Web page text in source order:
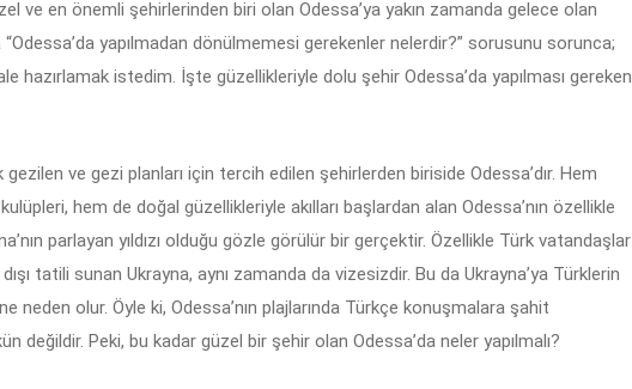
ve en önemli şehirlerinden biri olan Odessa’ya yakın zamanda gelece olan
“Odessa’da yapılmadan dönülmemesi gerekenler nelerdir?” sorusunu sorunca;
hazırlamak istedim. İşte güzellikleriyle dolu şehir Odessa’da yapılması gereken
gezilen ve gezi planları için tercih edilen şehirlerden biriside Odessa’dır. Hem
hem de doğal güzellikleriyle akılları başlardan alan Odessa’nın özellikle
parlayan yıldızı olduğu gözle görülür bir gerçektir. Özellikle Türk vatandaşlar
tatili sunan Ukrayna, aynı zamanda da vizesizdir. Bu da Ukrayna’ya Türklerin
neden olur. Öyle ki, Odessa’nın plajlarında Türkçe konuşmalara şahit
değildir. Peki, bu kadar güzel bir şehir olan Odessa’da neler yapılmalı?